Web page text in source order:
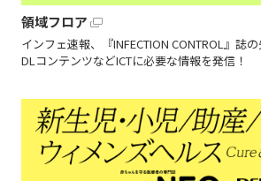
領域フロア
インフェ速報、『INFECTION CONTROL』誌
DLコンテンツなどICTに必要な情報を発信！